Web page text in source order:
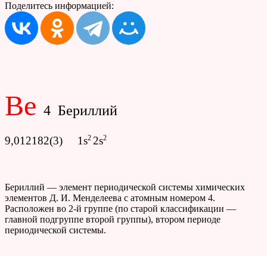
Поделитесь информацией:
Be 4 Бериллий
9,012182(3) 1s2 2s2
Бериллий — элемент периодической системы химических
элементов Д. И. Менделеева с атомным номером 4.
Расположен во 2-й группе (по старой классификации —
главной подгруппе второй группы), втором периоде
периодической системы.